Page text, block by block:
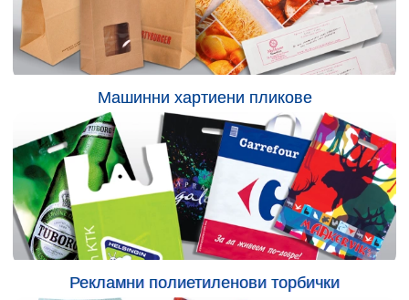
Машинни хартиени пликове
Рекламни полиетиленови торбички